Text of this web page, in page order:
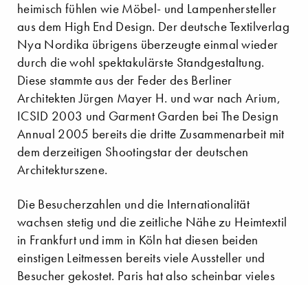
heimisch fühlen wie Möbel- und Lampenhersteller
aus dem High End Design. Der deutsche Textilverlag
Nya Nordika übrigens überzeugte einmal wieder
durch die wohl spektakulärste Standgestaltung.
Diese stammte aus der Feder des Berliner
Architekten Jürgen Mayer H. und war nach Arium,
ICSID 2003 und Garment Garden bei The Design
Annual 2005 bereits die dritte Zusammenarbeit mit
dem derzeitigen Shootingstar der deutschen
Architekturszene.
Die Besucherzahlen und die Internationalität
wachsen stetig und die zeitliche Nähe zu Heimtextil
in Frankfurt und imm in Köln hat diesen beiden
einstigen Leitmessen bereits viele Aussteller und
Besucher gekostet. Paris hat also scheinbar vieles